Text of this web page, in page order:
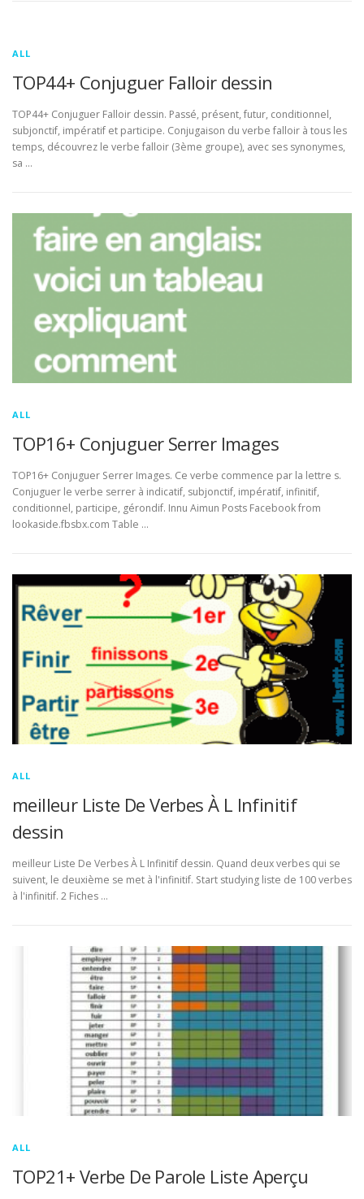
ALL
TOP44+ Conjuguer Falloir dessin
TOP44+ Conjuguer Falloir dessin. Passé, présent, futur, conditionnel,
subjonctif, impératif et participe. Conjugaison du verbe falloir à tous les
temps, découvrez le verbe falloir (3ème groupe), avec ses synonymes,
sa …
ALL
TOP16+ Conjuguer Serrer Images
TOP16+ Conjuguer Serrer Images. Ce verbe commence par la lettre s.
Conjuguer le verbe serrer à indicatif, subjonctif, impératif, infinitif,
conditionnel, participe, gérondif. Innu Aimun Posts Facebook from
lookaside.fbsbx.com Table …
ALL
meilleur Liste De Verbes À L Infinitif
dessin
meilleur Liste De Verbes À L Infinitif dessin. Quand deux verbes qui se
suivent, le deuxième se met à l'infinitif. Start studying liste de 100 verbes
à l'infinitif. 2 Fiches …
ALL
TOP21+ Verbe De Parole Liste Aperçu